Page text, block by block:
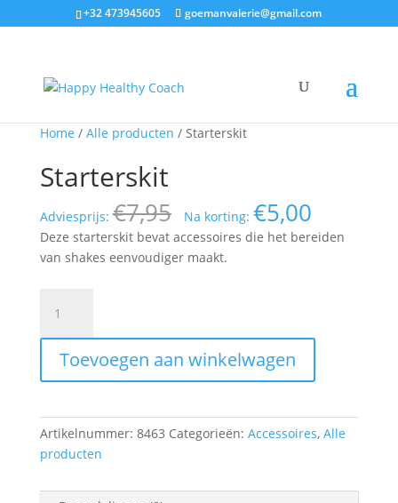
+32 473945605 goemanvalerie@gmail.com
Home / Alle producten / Starterskit
Starterskit
Adviesprijs: €7,95 Na korting: €5,00
Deze starterskit bevat accessoires die het bereiden
van shakes eenvoudiger maakt.
aantal
Toevoegen aan winkelwagen
Artikelnummer: 8463 Categorieën: Accessoires, Alle
producten